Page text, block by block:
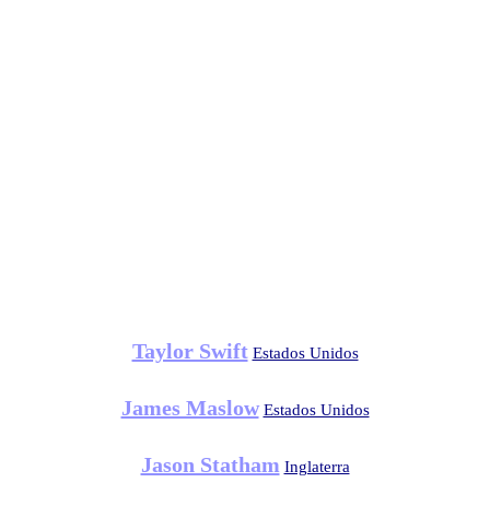
Taylor Swift Estados Unidos
James Maslow Estados Unidos
Jason Statham Inglaterra